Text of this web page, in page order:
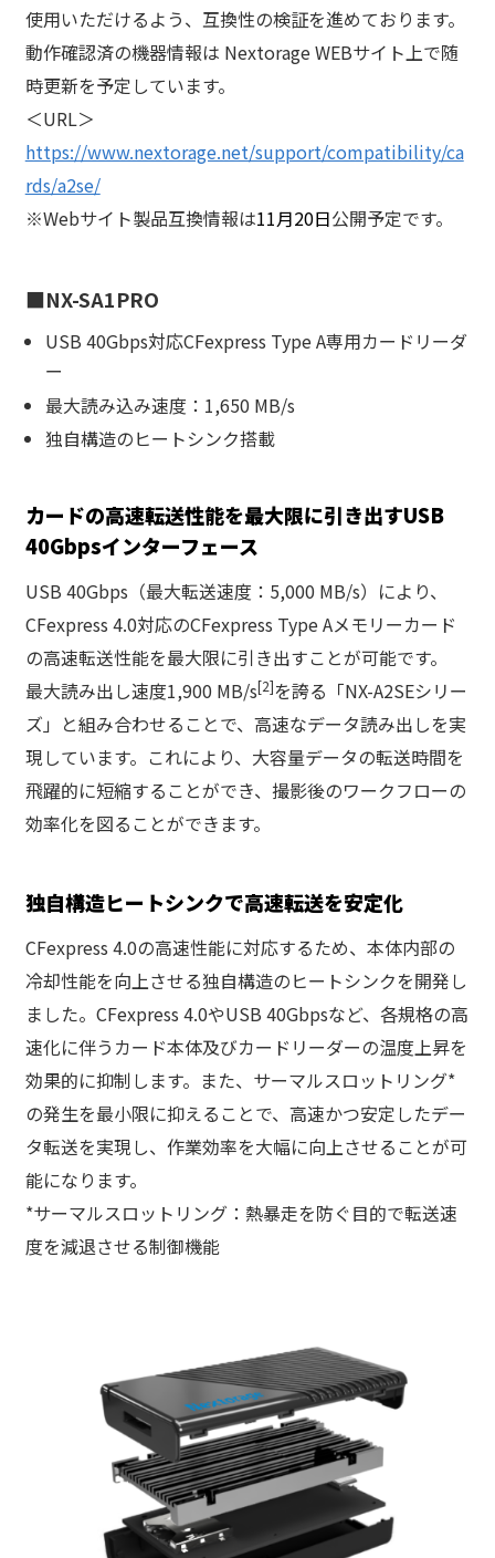
使用いただけるよう、互換性の検証を進めております。
動作確認済の機器情報は Nextorage WEBサイト上で随
時更新を予定しています。
＜URL＞
https://www.nextorage.net/support/compatibility/ca
rds/a2se/
※Webサイト製品互換情報は11月20日公開予定です。
■NX-SA1PRO
USB 40Gbps対応CFexpress Type A専用カードリーダ
ー
最大読み込み速度：1,650 MB/s
独自構造のヒートシンク搭載
カードの高速転送性能を最大限に引き出すUSB
40Gbpsインターフェース
USB 40Gbps（最大転送速度：5,000 MB/s）により、
CFexpress 4.0対応のCFexpress Type Aメモリーカード
の高速転送性能を最大限に引き出すことが可能です。
最大読み出し速度1,900 MB/s[2]を誇る「NX-A2SEシリー
ズ」と組み合わせることで、高速なデータ読み出しを実
現しています。これにより、大容量データの転送時間を
飛躍的に短縮することができ、撮影後のワークフローの
効率化を図ることができます。
独自構造ヒートシンクで高速転送を安定化
CFexpress 4.0の高速性能に対応するため、本体内部の
冷却性能を向上させる独自構造のヒートシンクを開発し
ました。CFexpress 4.0やUSB 40Gbpsなど、各規格の高
速化に伴うカード本体及びカードリーダーの温度上昇を
効果的に抑制します。また、サーマルスロットリング*
の発生を最小限に抑えることで、高速かつ安定したデー
タ転送を実現し、作業効率を大幅に向上させることが可
能になります。
*サーマルスロットリング：熱暴走を防ぐ目的で転送速
度を減退させる制御機能